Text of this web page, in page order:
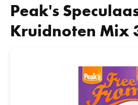
Peak's
Kruidnoten Mix